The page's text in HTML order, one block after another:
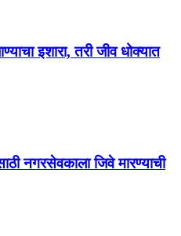
इशारा, तरी जीव धोक्यात
नगरसेवकाला जिवे मारण्याची